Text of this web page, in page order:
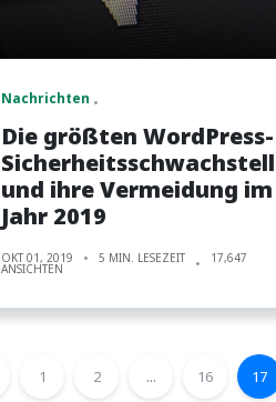
Nachrichten
Die größten WordPress-
und ihre Vermeidung im
Jahr 2019
OKT 01, 2019 5 MIN. LESEZEIT 17,647
ANSICHTEN
1 2 ... 16 17